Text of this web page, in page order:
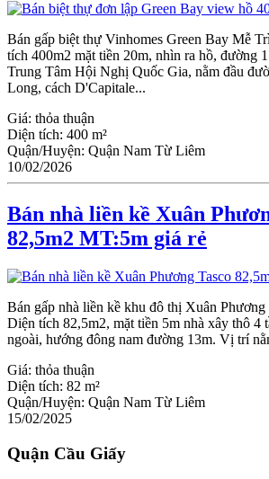
Bán gấp biệt thự Vinhomes Green Bay Mễ
tích 400m2 mặt tiền 20m, nhìn ra hồ, đường
Trung Tâm Hội Nghị Quốc Gia, nằm đầu
Long, cách D'Capitale...
Giá: thỏa thuận
Diện tích: 400 m²
Quận/Huyện: Quận Nam Từ Liêm
10/02/2026
Bán nhà liền kề Xuân
82,5m2 MT:5m giá rẻ
Bán gấp nhà liền kề khu đô thị Xuân Phương
Diện tích 82,5m2, mặt tiền 5m nhà xây thô 4
ngoài, hướng đông nam đường 13m. Vị trí
Giá: thỏa thuận
Diện tích: 82 m²
Quận/Huyện: Quận Nam Từ Liêm
15/02/2025
Quận Cầu Giấy